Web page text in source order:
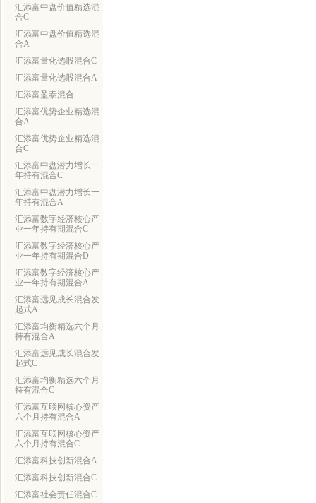
汇添富中盘价值精选混
合C
汇添富中盘价值精选混
合A
汇添富量化选股混合C
汇添富量化选股混合A
汇添富盈泰混合
汇添富优势企业精选混
合A
汇添富优势企业精选混
合C
汇添富中盘潜力增长一
年持有混合C
汇添富中盘潜力增长一
年持有混合A
汇添富数字经济核心产
业一年持有期混合C
汇添富数字经济核心产
业一年持有期混合D
汇添富数字经济核心产
业一年持有期混合A
汇添富远见成长混合发
起式A
汇添富均衡精选六个月
持有混合A
汇添富远见成长混合发
起式C
汇添富均衡精选六个月
持有混合C
汇添富互联网核心资产
六个月持有混合A
汇添富互联网核心资产
六个月持有混合C
汇添富科技创新混合A
汇添富科技创新混合C
汇添富社会责任混合C